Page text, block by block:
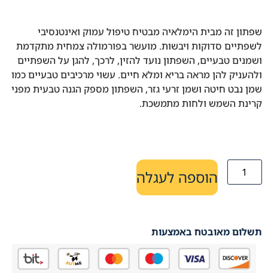
שפתון זה מבית הימלאיה מבטיח טיפול עמוק ואינטנסיבי
לשפתיים סדוקות ויבשות. מועשר בפורמולה צמחית מתקדמת
ושמנים טבעיים, השפתון נועד להזין, לרכך, להגן על השפתיים
ולהעניק להן מראה בריא ומלא חיים. עשוי מרכיבים טבעיים כמו
שמן נבט חיטה ושמן זרעי גזר, השפתון מספק הגנה טבעית מפני
קרינת השמש ולחות מתמשכת.
הוספה לעגלה
תשלום מאובטח באמצעות